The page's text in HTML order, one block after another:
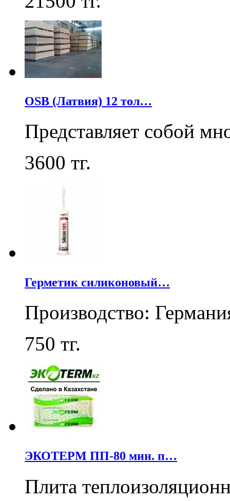
OSB (Латвия) 12 тол…
Представляет собой
3600 тг.
Герметик силиконовый…
Производство:
750 тг.
ЭКОТЕРМ ПП-80 мин. п…
Плита